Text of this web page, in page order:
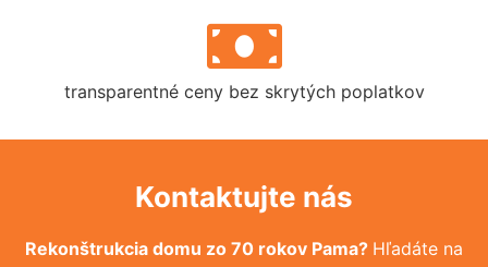
transparentné ceny bez skrytých poplatkov
Kontaktujte nás
Rekonštrukcia domu zo 70 rokov Pama? Hľadáte na